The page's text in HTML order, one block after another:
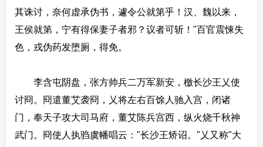
其诛讨，奈何虚承伪书，遽令公就第乎！汉、魏以来，
王侯就第，宁有得保妻子者邪？议者可斩！"百官震悚失
色，戎伪药发堕厕，得免。
李含屯阴盘，张方帅兵二万军新安，檄长沙王乂使
讨冏。冏遣董艾袭冏，乂将左右百馀人驰入宫，闭诸
门，奉天子攻大司马府，董艾陈兵宫西，纵火烧千秋神
武门。冏使人执驺虞幡唱云："长沙王矫诏。"乂又称"大